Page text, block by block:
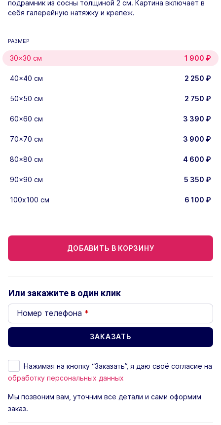
подрамник из сосны толщиной 2 см. Картина включает в
себя галерейную натяжку и крепеж.
РАЗМЕР
30×30 см 1 900 ₽
40×40 см 2 250 ₽
50x50 см 2 750 ₽
60×60 см 3 390 ₽
70×70 см 3 900 ₽
80x80 см 4 600 ₽
90x90 см 5 350 ₽
100х100 см 6 100 ₽
ДОБАВИТЬ В КОРЗИНУ
Или закажите в один клик
Номер телефона *
Нажимая на кнопку “Заказать”, я даю своё согласие на
обработку персональных данных
Мы позвоним вам, уточним все детали и сами оформим
заказ.